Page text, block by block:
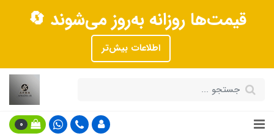
قیمت‌ها روزانه به‌روز می‌شوند 🔄
اطلاعات بیش‌تر
0